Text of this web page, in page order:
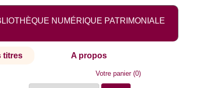
NUMÉRIQUE PATRIMONIALE
titres A propos
Votre panier(0)